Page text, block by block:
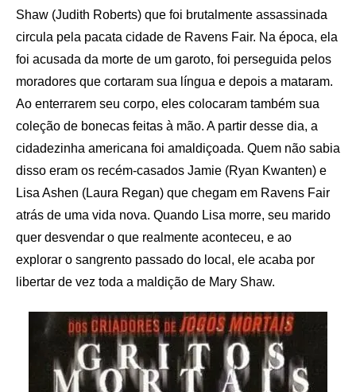
Shaw (Judith Roberts) que foi brutalmente assassinada
circula pela pacata cidade de Ravens Fair. Na época, ela
foi acusada da morte de um garoto, foi perseguida pelos
moradores que cortaram sua língua e depois a mataram.
Ao enterrarem seu corpo, eles colocaram também sua
coleção de bonecas feitas à mão. A partir desse dia, a
cidadezinha americana foi amaldiçoada. Quem não sabia
disso eram os recém-casados Jamie (Ryan Kwanten) e
Lisa Ashen (Laura Regan) que chegam em Ravens Fair
atrás de uma vida nova. Quando Lisa morre, seu marido
quer desvendar o que realmente aconteceu, e ao
explorar o sangrento passado do local, ele acaba por
libertar de vez toda a maldição de Mary Shaw.